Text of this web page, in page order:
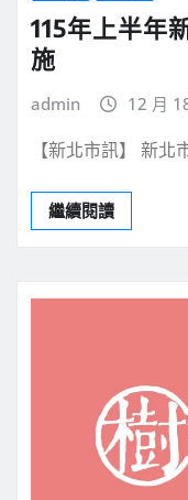
115年上半年
施
admin 12 月
【新北市訊】 新
繼續閱讀